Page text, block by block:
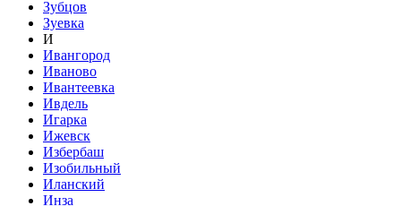
Зубцов
Зуевка
И
Ивангород
Иваново
Ивантеевка
Ивдель
Игарка
Ижевск
Избербаш
Изобильный
Иланский
Инза